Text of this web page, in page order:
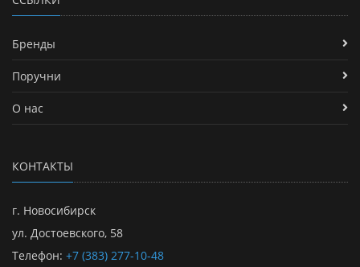
Бренды
Поручни
О нас
КОНТАКТЫ
г. Новосибирск
ул. Достоевского, 58
Телефон: +7 (383) 277-10-48